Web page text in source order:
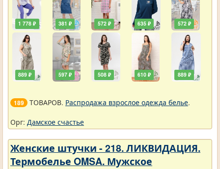
1 778 ₽
889 ₽
381 ₽
597 ₽
572 ₽
508 ₽
635 ₽
610 ₽
572 ₽
889 ₽
189 ТОВАРОВ. Распродажа взрослое одежда белье.
Орг: Дамское счастье
Женские штучки - 218. ЛИКВИДАЦИЯ.
Термобелье OMSA. Мужское